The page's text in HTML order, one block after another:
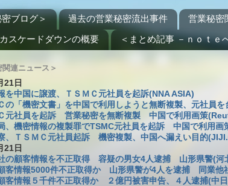
ブログ＞ 過去の営業秘密流出事件 営業秘密
スケードダウンの概要
＜まとめ記事 －ｎｏｔｅ
関連ニュース＞
21日
を中国に譲渡、ＴＳＭＣ元社員を起訴(NNA ASIA)
の「機密文書」を中国で利用しようと無断複製、元社員
元社員を起訴 営業秘密を無断複製 中国で利用画策
、機密情報の複製罪でTSMC元社員を起訴 中国で利用画
、ＴＳＭＣ元社員起訴 機密複製、中国へ漏えい目的
21日
の顧客情報を不正取得 容疑の男女4人逮捕 山形県警(河
客情報5000件不正取得か 山形県警が4人を逮捕 同業他
客情報５千件不正取得か ２億円被害申告、４人逮捕(中